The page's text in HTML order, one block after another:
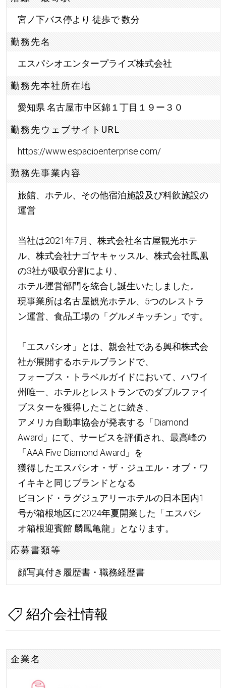
宮ノ下バス停より 徒歩で 数分
勤務先名
エスパシオエンタープライズ株式会社
勤務先本社所在地
愛知県 名古屋市中区錦１丁目１９ー３０
勤務先ウェブサイトURL
https://www.espacioenterprise.com/
勤務先事業内容
旅館、ホテル、その他宿泊施設及び料飲施設の
運営
当社は2021年7月、株式会社名古屋観光ホテ
ル、株式会社ナゴヤキャッスル、株式会社鳳凰
の3社が吸収分割により、
ホテル運営部門を統合し誕生いたしました。
現事業所は名古屋観光ホテル、5つのレストラ
ン運営、食品工場の「グルメキッチン」です。
「エスパシオ」とは、親会社である興和株式会
社が展開するホテルブランドで、
フォーブス・トラベルガイドにおいて、ハワイ
州唯一、ホテルとレストランでのダブルファイ
ブスターを獲得したことに続き、
アメリカ自動車協会が発表する「Diamond
Award」にて、サービスを評価され、最高峰の
「AAA Five Diamond Award」を
獲得したエスパシオ・ザ・ジュエル・オブ・ワ
イキキと同じブランドとなる
ビヨンド・ラグジュアリーホテルの日本国内1
号が箱根地区に2024年夏開業した「エスパシ
オ箱根迎賓館 麟鳳亀龍」となります。
応募書類等
顔写真付き履歴書・職務経歴書
紹介会社情報
企業名